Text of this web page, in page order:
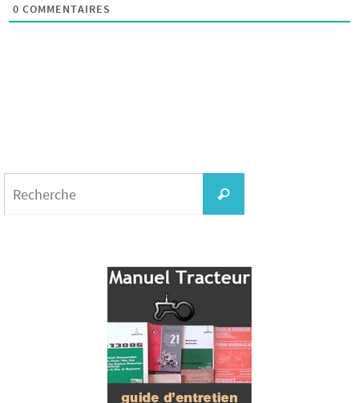
0 COMMENTAIRES
Recherche